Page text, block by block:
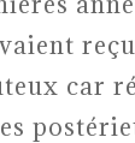
car